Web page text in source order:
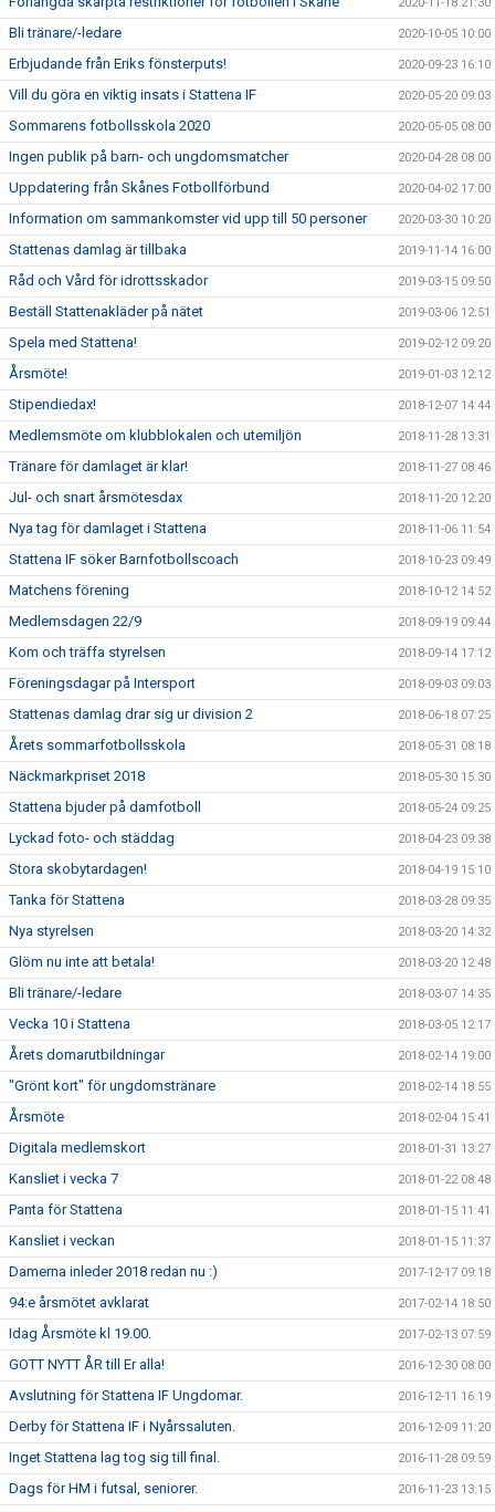
Bli tränare/-ledare 2020-10-05 10:00
Erbjudande från Eriks fönsterputs! 2020-09-23 16:10
Vill du göra en viktig insats i Stattena IF 2020-05-20 09:03
Sommarens fotbollsskola 2020 2020-05-05 08:00
Ingen publik på barn- och ungdomsmatcher 2020-04-28 08:00
Uppdatering från Skånes Fotbollförbund 2020-04-02 17:00
Information om sammankomster vid upp till 50 personer 2020-03-30 10:20
Stattenas damlag är tillbaka 2019-11-14 16:00
Råd och Vård för idrottsskador 2019-03-15 09:50
Beställ Stattenakläder på nätet 2019-03-06 12:51
Spela med Stattena! 2019-02-12 09:20
Årsmöte! 2019-01-03 12:12
Stipendiedax! 2018-12-07 14:44
Medlemsmöte om klubblokalen och utemiljön 2018-11-28 13:31
Tränare för damlaget är klar! 2018-11-27 08:46
Jul- och snart årsmötesdax 2018-11-20 12:20
Nya tag för damlaget i Stattena 2018-11-06 11:54
Stattena IF söker Barnfotbollscoach 2018-10-23 09:49
Matchens förening 2018-10-12 14:52
Medlemsdagen 22/9 2018-09-19 09:44
Kom och träffa styrelsen 2018-09-14 17:12
Föreningsdagar på Intersport 2018-09-03 09:03
Stattenas damlag drar sig ur division 2 2018-06-18 07:25
Årets sommarfotbollsskola 2018-05-31 08:18
Näckmarkpriset 2018 2018-05-30 15:30
Stattena bjuder på damfotboll 2018-05-24 09:25
Lyckad foto- och städdag 2018-04-23 09:38
Stora skobytardagen! 2018-04-19 15:10
Tanka för Stattena 2018-03-28 09:35
Nya styrelsen 2018-03-20 14:32
Glöm nu inte att betala! 2018-03-20 12:48
Bli tränare/-ledare 2018-03-07 14:35
Vecka 10 i Stattena 2018-03-05 12:17
Årets domarutbildningar 2018-02-14 19:00
"Grönt kort" för ungdomstränare 2018-02-14 18:55
Årsmöte 2018-02-04 15:41
Digitala medlemskort 2018-01-31 13:27
Kansliet i vecka 7 2018-01-22 08:48
Panta för Stattena 2018-01-15 11:41
Kansliet i veckan 2018-01-15 11:37
Damerna inleder 2018 redan nu :) 2017-12-17 09:18
94:e årsmötet avklarat 2017-02-14 18:50
Idag Årsmöte kl 19.00. 2017-02-13 07:59
GOTT NYTT ÅR till Er alla! 2016-12-30 08:00
Avslutning för Stattena IF Ungdomar. 2016-12-11 16:19
Derby för Stattena IF i Nyårssaluten. 2016-12-09 11:20
Inget Stattena lag tog sig till final. 2016-11-28 09:59
Dags för HM i futsal, seniorer. 2016-11-23 13:15